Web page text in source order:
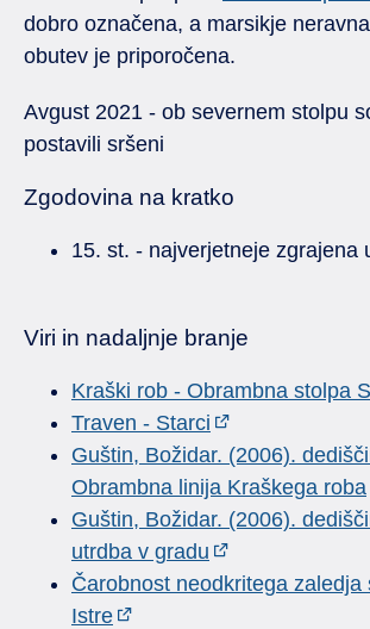
dobro označena, a marsikje
obutev je priporočena.
Avgust 2021 - ob severnem stolpu
postavili sršeni
Zgodovina na kratko
15. st. - najverjetneje zgrajena
Viri in nadaljnje branje
Kraški rob - Obrambna stolpa
Traven - Starci
Guštin, Božidar. (2006).
Obrambna linija Kraškega roba
Guštin, Božidar. (2006).
utrdba v gradu
Čarobnost neodkritega zaledja
Istre